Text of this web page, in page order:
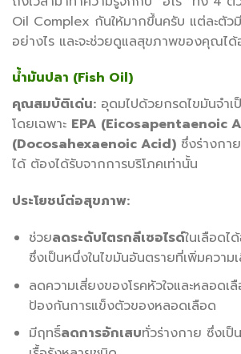
Oil Complex กันให้มากขึ้นครับ แต่ละตั
อย่างไร และจะช่วยดูแลสุขภาพของคุณได้
น้ำมันปลา (Fish Oil)
คุณสมบัติเด่น: อุดมไปด้วยกรดไขมันจำเ
โดยเฉพาะ EPA (Eicosapentaenoic
(Docosahexaenoic Acid) ซึ่งร่างกา
ได้ ต้องได้รับจากการบริโภคเท่านั้น
ประโยชน์ต่อสุขภาพ:
ช่วยลดระดับไตรกลีเซอไรด์ในเลือดไ
ซึ่งเป็นหนึ่งในไขมันอันตรายที่เพิ่มความ
ลดความเสี่ยงของโรคหัวใจและหลอดเ
ป้องกันการแข็งตัวของหลอดเลือด
มีฤทธิ์ลดการอักเสบทั่วร่างกาย ซึ่งเป็